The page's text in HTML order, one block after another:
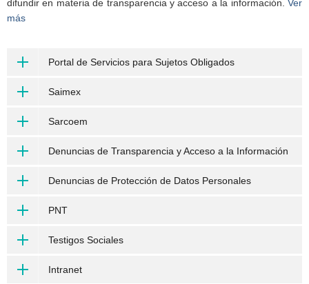
difundir en materia de transparencia y acceso a la información. Ver
más
Portal de Servicios para Sujetos Obligados
Saimex
Sarcoem
Denuncias de Transparencia y Acceso a la Información
Denuncias de Protección de Datos Personales
PNT
Testigos Sociales
Intranet